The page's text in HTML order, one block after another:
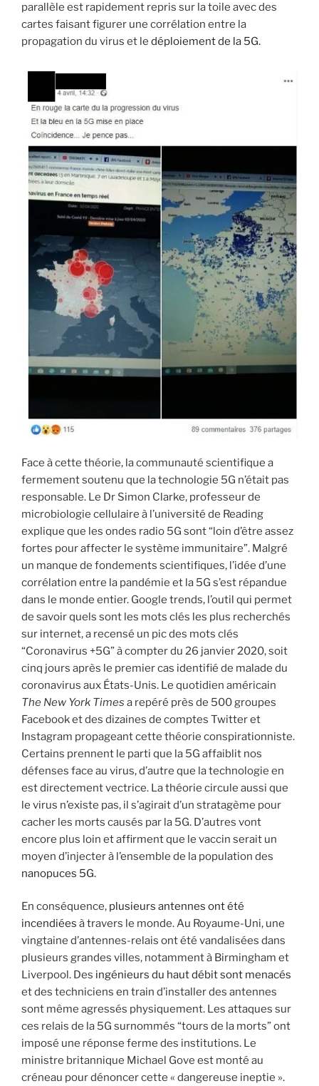
parallèle est rapidement repris sur la toile avec des
cartes faisant figurer une corrélation entre la
propagation du virus et le déploiement de la 5G.
Face à cette théorie, la communauté scientifique a
fermement soutenu que la technologie 5G n’était pas
responsable. Le Dr Simon Clarke, professeur de
microbiologie cellulaire à l’université de Reading
explique que les ondes radio 5G sont “loin d’être assez
fortes pour affecter le système immunitaire”. Malgré
un manque de fondements scientifiques, l’idée d’une
corrélation entre la pandémie et la 5G s’est répandue
dans le monde entier. Google trends, l’outil qui permet
de savoir quels sont les mots clés les plus recherchés
sur internet, a recensé un pic des mots clés
“Coronavirus +5G” à compter du 26 janvier 2020, soit
cinq jours après le premier cas identifié de malade du
coronavirus aux États-Unis. Le quotidien américain
The New York Times a repéré près de 500 groupes
Facebook et des dizaines de comptes Twitter et
Instagram propageant cette théorie conspirationniste.
Certains prennent le parti que la 5G affaiblit nos
défenses face au virus, d’autre que la technologie en
est directement vectrice. La théorie circule aussi que
le virus n’existe pas, il s’agirait d’un stratagème pour
cacher les morts causés par la 5G. D’autres vont
encore plus loin et affirment que le vaccin serait un
moyen d’injecter à l’ensemble de la population des
nanopuces 5G.
En conséquence, plusieurs antennes ont été
incendiées à travers le monde. Au Royaume-Uni, une
vingtaine d’antennes-relais ont été vandalisées dans
plusieurs grandes villes, notamment à Birmingham et
Liverpool. Des ingénieurs du haut débit sont menacés
et des techniciens en train d’installer des antennes
sont même agressés physiquement. Les attaques sur
ces relais de la 5G surnommés “tours de la morts” ont
imposé une réponse ferme des institutions. Le
ministre britannique Michael Gove est monté au
créneau pour dénoncer cette « dangereuse ineptie ».